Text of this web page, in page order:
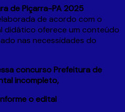
de Piçarra-PA 2025
de acordo com o
didático oferece um conteúdo
nas necessidades do
concurso Prefeitura de
incompleto,
o edital